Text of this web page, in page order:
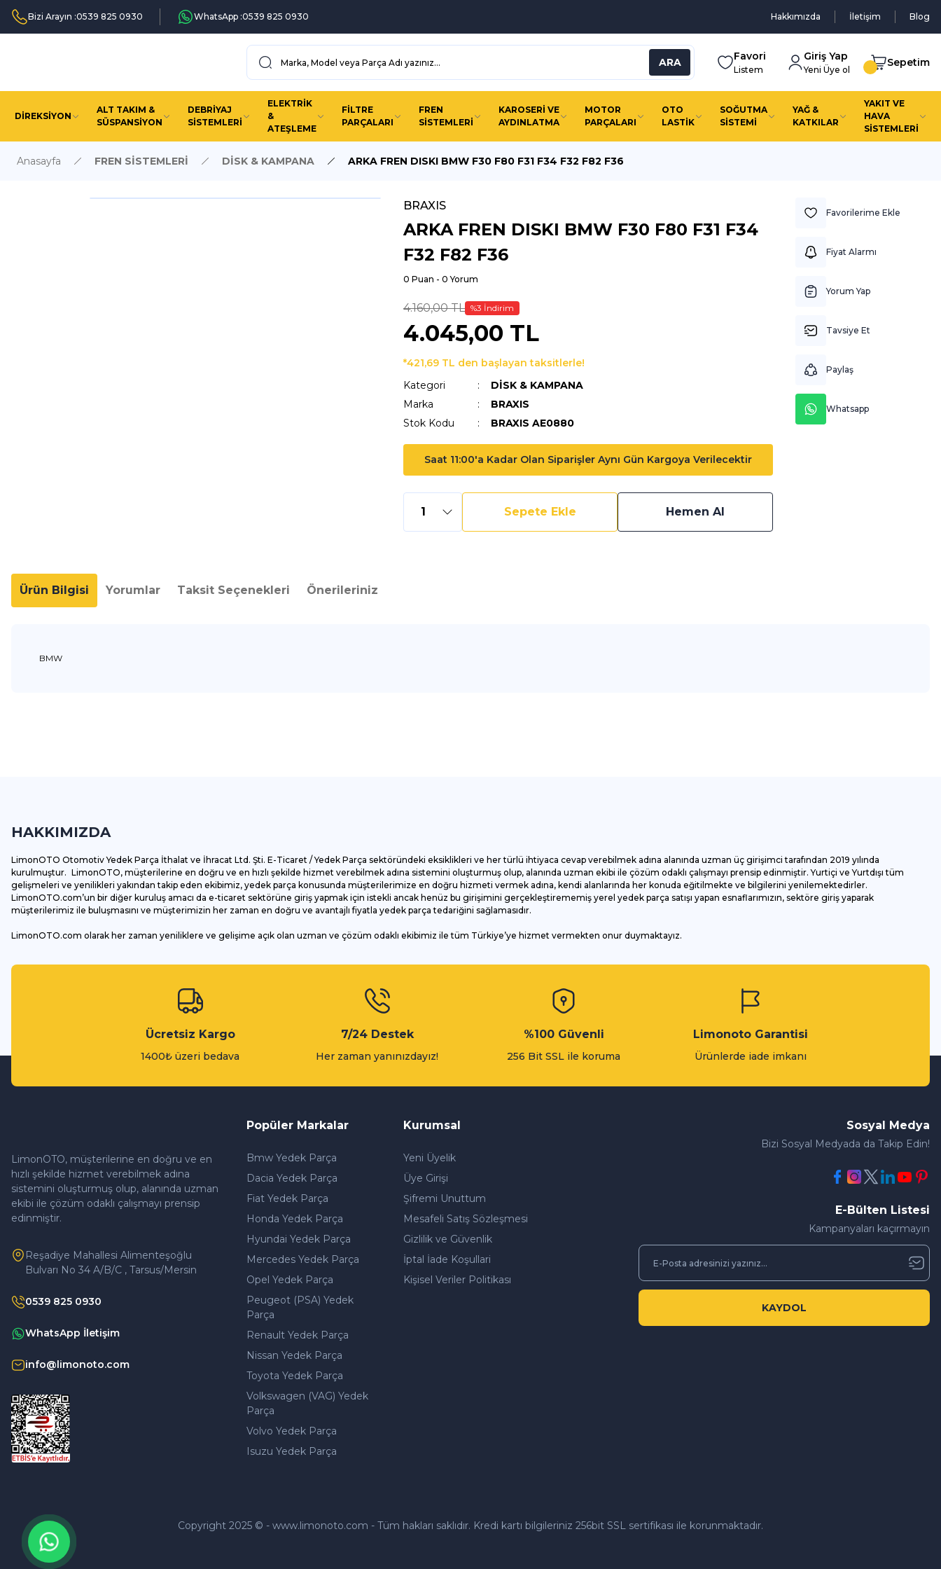
Bizi Arayın :0539 825 0930 WhatsApp :0539 825 0930 Hakkımızda İletişim Blog
ARA Favori
Listem
Giriş Yap
Yeni Üye ol
Sepetim
DİREKSİYON
ALT TAKIM &
SÜSPANSİYON
DEBRİYAJ
SİSTEMLERİ
ELEKTRİK
&
ATEŞLEME
FİLTRE
PARÇALARI
FREN
SİSTEMLERİ
KAROSERİ VE
AYDINLATMA
MOTOR
PARÇALARI
OTO
LASTİK
SOĞUTMA
SİSTEMİ
YAĞ &
KATKILAR
YAKIT VE
HAVA
SİSTEMLERİ
Anasayfa FREN SİSTEMLERİ DİSK & KAMPANA ARKA FREN DISKI BMW F30 F80 F31 F34 F32 F82 F36
BRAXIS
ARKA FREN DISKI BMW F30 F80 F31 F34
F32 F82 F36
0 Puan - 0 Yorum
4.160,00 TL %3 İndirim
4.045,00 TL
*421,69 TL den başlayan taksitlerle!
Kategori
DİSK & KAMPANA
Marka
BRAXIS
Stok Kodu
BRAXIS AE0880
Saat 11:00'a Kadar Olan Siparişler Aynı Gün Kargoya Verilecektir
Sepete Ekle Hemen Al
Fiyat Alarmı
Yorum Yap
Tavsiye Et
Paylaş
Whatsapp
Ürün Bilgisi Yorumlar Taksit Seçenekleri Önerileriniz
BMW
Ürün bilgilerinde hatalar bulunuyor.
Bu ürüne benzer farklı alternatifler olmalı.
Gönder
HAKKIMIZDA
LimonOTO Otomotiv Yedek Parça İthalat ve İhracat Ltd. Şti. E-Ticaret / Yedek Parça sektöründeki eksiklikleri ve her türlü ihtiyaca cevap verebilmek adına alanında uzman üç girişimci tarafından 2019 yılında
kurulmuştur. LimonOTO, müşterilerine en doğru ve en hızlı şekilde hizmet verebilmek adına sistemini oluşturmuş olup, alanında uzman ekibi ile çözüm odaklı çalışmayı prensip edinmiştir. Yurtiçi ve Yurtdışı tüm
gelişmeleri ve yenilikleri yakından takip eden ekibimiz, yedek parça konusunda müşterilerimize en doğru hizmeti vermek adına, kendi alanlarında her konuda eğitilmekte ve bilgilerini yenilemektedirler.
LimonOTO.com’un bir diğer kuruluş amacı da e-ticaret sektörüne giriş yapmak için istekli ancak henüz bu girişimini gerçekleştirememiş yerel yedek parça satışı yapan esnaflarımızın, sektöre giriş yaparak
müşterilerimiz ile buluşmasını ve müşterimizin her zaman en doğru ve avantajlı fiyatla yedek parça tedariğini sağlamasıdır.
LimonOTO.com olarak her zaman yeniliklere ve gelişime açık olan uzman ve çözüm odaklı ekibimiz ile tüm Türkiye’ye hizmet vermekten onur duymaktayız.
Ücretsiz Kargo
1400₺ üzeri bedava
7/24 Destek
Her zaman yanınızdayız!
%100 Güvenli
256 Bit SSL ile koruma
Limonoto Garantisi
Ürünlerde iade imkanı
LimonOTO, müşterilerine en doğru ve en
hızlı şekilde hizmet verebilmek adına
sistemini oluşturmuş olup, alanında uzman
ekibi ile çözüm odaklı çalışmayı prensip
edinmiştir.
Reşadiye Mahallesi Alimenteşoğlu
Bulvarı No 34 A/B/C , Tarsus/Mersin
0539 825 0930
WhatsApp İletişim
info@limonoto.com
Popüler Markalar
Bmw Yedek Parça
Dacia Yedek Parça
Fiat Yedek Parça
Honda Yedek Parça
Hyundai Yedek Parça
Mercedes Yedek Parça
Opel Yedek Parça
Peugeot (PSA) Yedek
Parça
Renault Yedek Parça
Nissan Yedek Parça
Toyota Yedek Parça
Volkswagen (VAG) Yedek
Parça
Volvo Yedek Parça
Isuzu Yedek Parça
Kurumsal
Yeni Üyelik
Üye Girişi
Şifremi Unuttum
Mesafeli Satış Sözleşmesi
Gizlilik ve Güvenlik
İptal İade Koşullari
Kişisel Veriler Politikası
Sosyal Medya
Bizi Sosyal Medyada da Takip Edin!
E-Bülten Listesi
Kampanyaları kaçırmayın
KAYDOL
Copyright 2025 © - www.limonoto.com - Tüm hakları saklıdır. Kredi kartı bilgileriniz 256bit SSL sertifikası ile korunmaktadır.